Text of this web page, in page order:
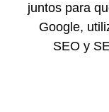
juntos para
Google,
SEO y